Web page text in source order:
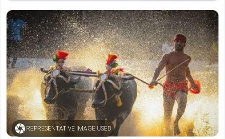
REPRESENTATIVE IMAGE USED